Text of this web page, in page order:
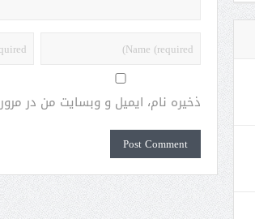
ذخیره نام، ایمیل و وبسایت من در